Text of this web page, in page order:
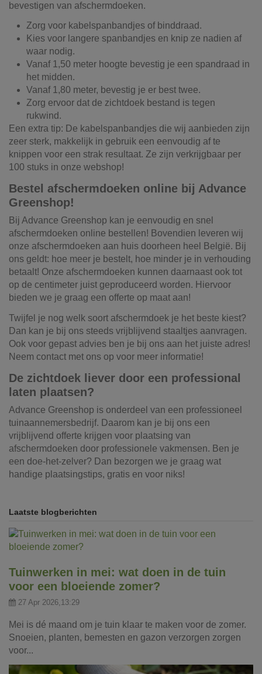
bevestigen van afschermdoeken.
Zorg voor kabelspanbandjes of binddraad.
Kies voor langere spanbandjes en knip ze nadien af
waar nodig.
Vanaf 1,50 meter hoogte bevestig je een spandraad in
het midden.
Vanaf 1,80 meter, bevestig je er best twee.
Zorg ervoor dat de zichtdoek bestand is tegen
rukwind.
Een extra tip: De kabelspanbandjes die wij aanbieden zijn
zeer sterk, makkelijk in gebruik een eenvoudig af te
knippen voor een strak resultaat. Ze zijn verkrijgbaar per
100 stuks in onze webshop!
Bestel afschermdoeken online bij Advance
Greenshop!
Bij Advance Greenshop kan je eenvoudig en snel
afschermdoeken online bestellen! Bovendien leveren wij
onze afschermdoeken aan huis doorheen heel België. Bij
ons geldt: hoe meer je bestelt, hoe minder je in verhouding
betaalt! Onze afschermdoeken kunnen daarnaast ook tot
op de centimeter juist geproduceerd worden. Hiervoor
bieden we je graag een offerte op maat aan!
Twijfel je nog welk soort afschermdoek je het beste kiest?
Dan kan je bij ons steeds vrijblijvend staaltjes aanvragen.
Ook voor gepast advies ben je bij ons aan het juiste adres!
Neem contact met ons op voor meer informatie!
De zichtdoek liever door een professional
laten plaatsen?
Advance Greenshop is onderdeel van een professioneel
tuinaannemersbedrijf. Daarom kan je bij ons een
vrijblijvend offerte krijgen voor plaatsing van
afschermdoeken door professionele vakmensen. Ben je
een doe-het-zelver? Dan bezorgen we je graag wat
handige plaatsingstips, gratis en voor niks!
Laatste blogberichten
Tuinwerken in mei: wat doen in de tuin
voor een bloeiende zomer?
27 Apr 2026,13:29
Mei is dé maand om je tuin klaar te maken voor de zomer.
Snoeien, planten, bemesten en gazon verzorgen zorgen
voor...